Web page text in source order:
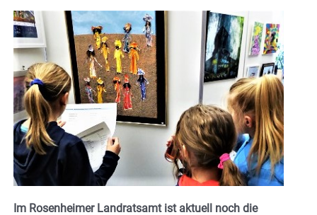
Im Rosenheimer Landratsamt ist aktuell noch die